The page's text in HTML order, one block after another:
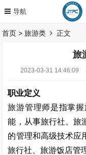
首页 >旅游类 正文
旅
2023-03-31 14:46:09
职业定义
旅游管理师是指掌
能，从事旅行社、旅
的管理和高级技术应
旅行社、旅游饭店管